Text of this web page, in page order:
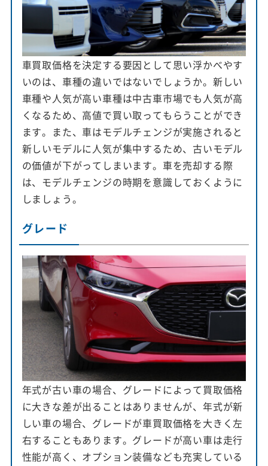
車買取価格を決定する要因として思い浮かべやす
いのは、車種の違いではないでしょうか。新しい
車種や人気が高い車種は中古車市場でも人気が高
くなるため、高値で買い取ってもらうことができ
ます。また、車はモデルチェンジが実施されると
新しいモデルに人気が集中するため、古いモデル
の価値が下がってしまいます。車を売却する際
は、モデルチェンジの時期を意識しておくように
しましょう。
グレード
年式が古い車の場合、グレードによって買取価格
に大きな差が出ることはありませんが、年式が新
しい車の場合、グレードが車買取価格を大きく左
右することもあります。グレードが高い車は走行
性能が高く、オプション装備なども充実している